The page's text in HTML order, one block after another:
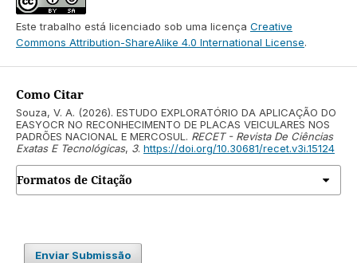
Este trabalho está licenciado sob uma licença Creative
Commons Attribution-ShareAlike 4.0 International License.
Como Citar
Souza, V. A. (2026). ESTUDO EXPLORATÓRIO DA APLICAÇÃO DO
EASYOCR NO RECONHECIMENTO DE PLACAS VEICULARES NOS
PADRÕES NACIONAL E MERCOSUL. RECET - Revista De Ciências
Exatas E Tecnológicas, 3. https://doi.org/10.30681/recet.v3i.15124
Formatos de Citação
Enviar Submissão